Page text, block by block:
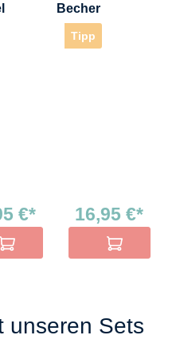
€*
Warenkorb
Tipp
Becher
16,95 €*
In den
unseren Sets